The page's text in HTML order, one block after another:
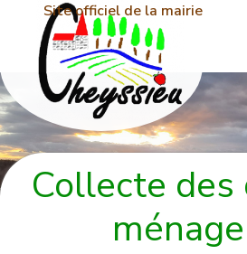
Site officiel de la mairie
Collecte des